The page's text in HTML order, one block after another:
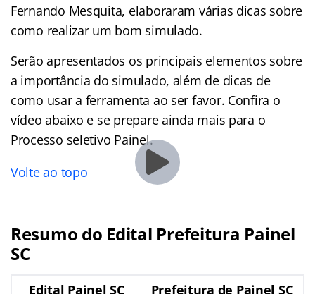
Fernando Mesquita, elaboraram várias dicas sobre
como realizar um bom simulado.
Serão apresentados os principais elementos sobre
a importância do simulado, além de dicas de
como usar a ferramenta ao ser favor. Confira o
vídeo abaixo e se prepare ainda mais para o
Processo seletivo Painel.
Volte ao topo
Resumo do Edital Prefeitura Painel
SC
Edital Painel SC Prefeitura de Painel SC